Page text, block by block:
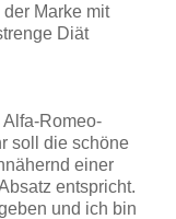
Marke mit
Diät
Romeo-
soll die schöne
einer
entspricht.
und ich bin